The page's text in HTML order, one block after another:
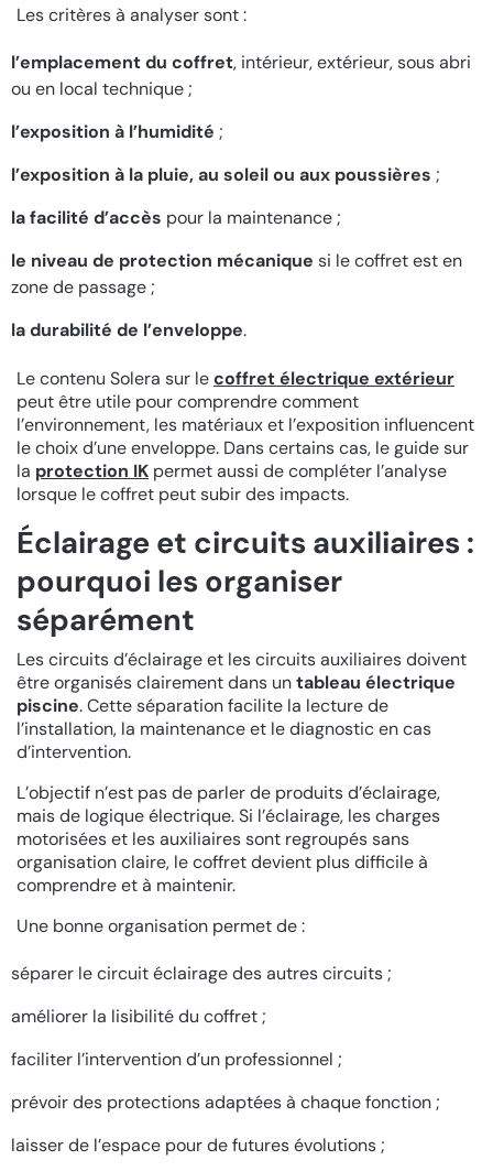
Les critères à analyser sont :
l’emplacement du coffret, intérieur, extérieur, sous abri
ou en local technique ;
l’exposition à l’humidité ;
l’exposition à la pluie, au soleil ou aux poussières ;
la facilité d’accès pour la maintenance ;
le niveau de protection mécanique si le coffret est en
zone de passage ;
la durabilité de l’enveloppe.
Le contenu Solera sur lecoffret électrique extérieur
peut être utile pour comprendre comment
l’environnement, les matériaux et l’exposition influencent
le choix d’une enveloppe. Dans certains cas, le guide sur
la protection IK permet aussi de compléter l’analyse
lorsque le coffret peut subir des impacts.
Éclairage et circuits auxiliaires :
pourquoi les organiser
séparément
Les circuits d’éclairage et les circuits auxiliaires doivent
être organisés clairement dans untableau électrique
piscine. Cette séparation facilite la lecture de
l’installation, la maintenance et le diagnostic en cas
d’intervention.
L’objectif n’est pas de parler de produits d’éclairage,
mais de logique électrique. Si l’éclairage, les charges
motorisées et les auxiliaires sont regroupés sans
organisation claire, le coffret devient plus difficile à
comprendre et à maintenir.
Une bonne organisation permet de :
séparer le circuit éclairage des autres circuits ;
améliorer la lisibilité du coffret ;
faciliter l’intervention d’un professionnel ;
prévoir des protections adaptées à chaque fonction ;
laisser de l’espace pour de futures évolutions ;